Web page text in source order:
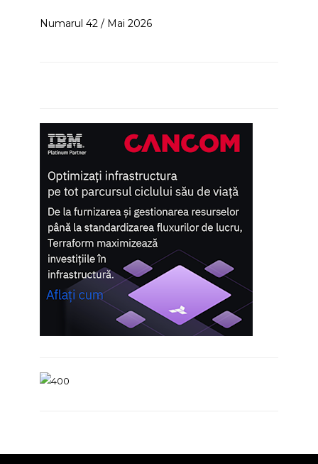
Numarul 42 / Mai 2026